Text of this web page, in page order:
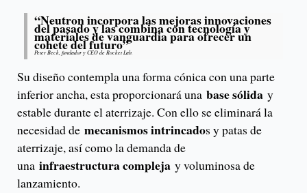
“Neutron incorpora las mejoras innovaciones
del pasado y las combina con tecnología y
materiales de vanguardia para ofrecer un
cohete del futuro”
Peter Beck, fundador y CEO de Rocket Lab.
Su diseño contempla una forma cónica con una parte
inferior ancha, esta proporcionará una base sólida y
estable durante el aterrizaje. Con ello se eliminará la
necesidad de mecanismos intrincados y patas de
aterrizaje, así como la demanda de
una infraestructura compleja y voluminosa de
lanzamiento.